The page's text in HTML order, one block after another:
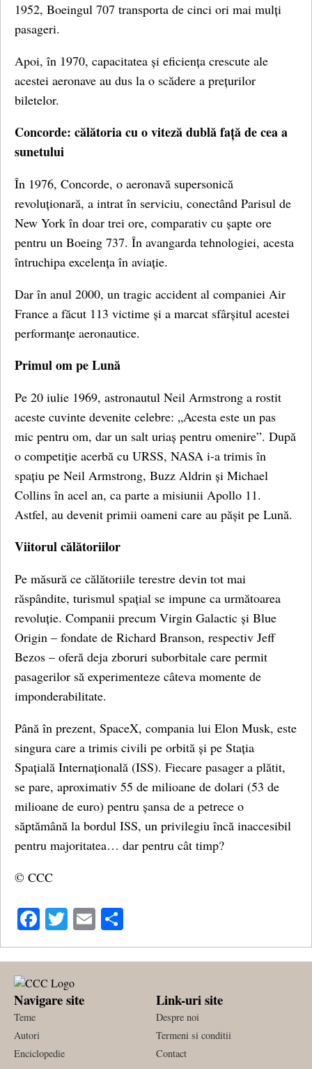
1952, Boeingul 707 transporta de cinci ori mai mulți
pasageri.
Apoi, în 1970, capacitatea și eficiența crescute ale
acestei aeronave au dus la o scădere a prețurilor
biletelor.
Concorde: călătoria cu o viteză dublă față de cea a
sunetului
În 1976, Concorde, o aeronavă supersonică
revoluționară, a intrat în serviciu, conectând Parisul de
New York în doar trei ore, comparativ cu șapte ore
pentru un Boeing 737. În avangarda tehnologiei, acesta
întruchipa excelența în aviație.
Dar în anul 2000, un tragic accident al companiei Air
France a făcut 113 victime și a marcat sfârșitul acestei
performanțe aeronautice.
Primul om pe Lună
Pe 20 iulie 1969, astronautul Neil Armstrong a rostit
aceste cuvinte devenite celebre: „Acesta este un pas
mic pentru om, dar un salt uriaș pentru omenire”. După
o competiție acerbă cu URSS, NASA i-a trimis în
spațiu pe Neil Armstrong, Buzz Aldrin și Michael
Collins în acel an, ca parte a misiunii Apollo 11.
Astfel, au devenit primii oameni care au pășit pe Lună.
Viitorul călătoriilor
Pe măsură ce călătoriile terestre devin tot mai
răspândite, turismul spațial se impune ca următoarea
revoluție. Companii precum Virgin Galactic și Blue
Origin – fondate de Richard Branson, respectiv Jeff
Bezos – oferă deja zboruri suborbitale care permit
pasagerilor să experimenteze câteva momente de
imponderabilitate.
Până în prezent, SpaceX, compania lui Elon Musk, este
singura care a trimis civili pe orbită și pe Stația
Spațială Internațională (ISS). Fiecare pasager a plătit,
se pare, aproximativ 55 de milioane de dolari (53 de
milioane de euro) pentru șansa de a petrece o
săptămână la bordul ISS, un privilegiu încă inaccesibil
pentru majoritatea… dar pentru cât timp?
© CCC
Facebook
Twitter
Email
Navigare site
Teme
Autori
Enciclopedie
Link-uri site
Despre noi
Termeni si conditii
Contact